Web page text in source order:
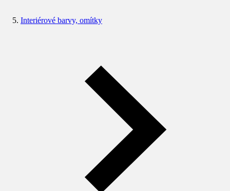
Interiérové barvy, omítky